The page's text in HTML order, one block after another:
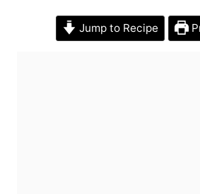
Jump to Recipe